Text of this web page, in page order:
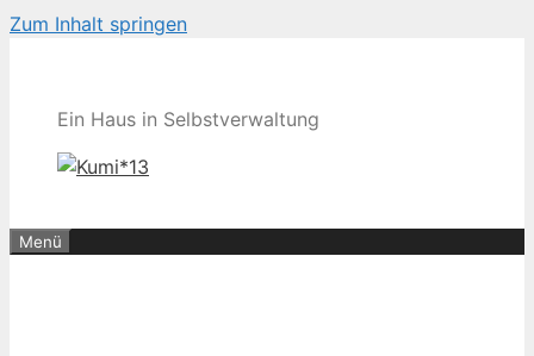
Zum Inhalt springen
Ein Haus in Selbstverwaltung
Menü